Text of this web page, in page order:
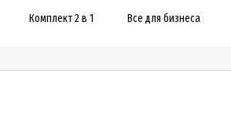
Комплект 2 в 1 Все для бизнеса